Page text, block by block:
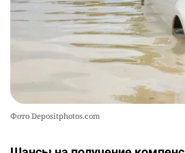
Фото Depositphotos.com